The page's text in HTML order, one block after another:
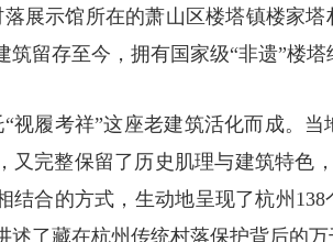
展示馆所在的萧山区楼塔镇楼家
筑留存至今，拥有国家级“非遗”楼
视履考祥”这座老建筑活化而成。
又完整保留了历史肌理与建筑特
结合的方式，生动地呈现了杭州 138
述了藏在杭州传统村落保护背后的